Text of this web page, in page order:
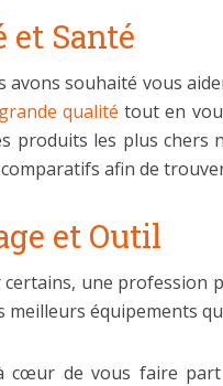
et Santé
avons souhaité vous
qualité tout en
produits les plus
afin de
et Outil
une profession
meilleurs équipements
cœur de vous faire